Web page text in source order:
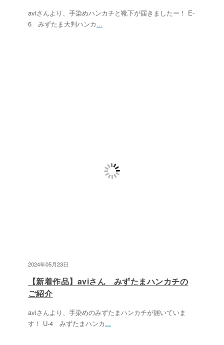
aviさんより、手染めハンカチと靴下が届きましたー！ E-
6 みずたま大判ハンカ...
2024年05月23日
【新着作品】aviさん みずたまハンカチの
ご紹介
aviさんより、手染めのみずたまハンカチが届いていま
す！ U-4 みずたまハンカ...